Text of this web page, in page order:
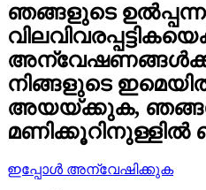
ഞങ്ങളുടെ
നിങ്ങളുടെ
അയയ്ക്കുക,
മണിക്കൂറിനുള്ളിൽ
ഇപ്പോൾ അന്വേഷിക്കുക